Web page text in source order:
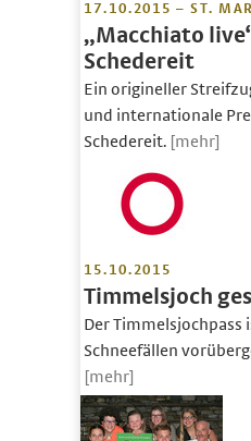
17.10.2015 – ST.
„Macchiato
Schedereit
Ein origineller
und internationale
Schedereit. [mehr]
15.10.2015
Timmelsjoch
Der Timmelsjochpass
Schneefällen
[mehr]